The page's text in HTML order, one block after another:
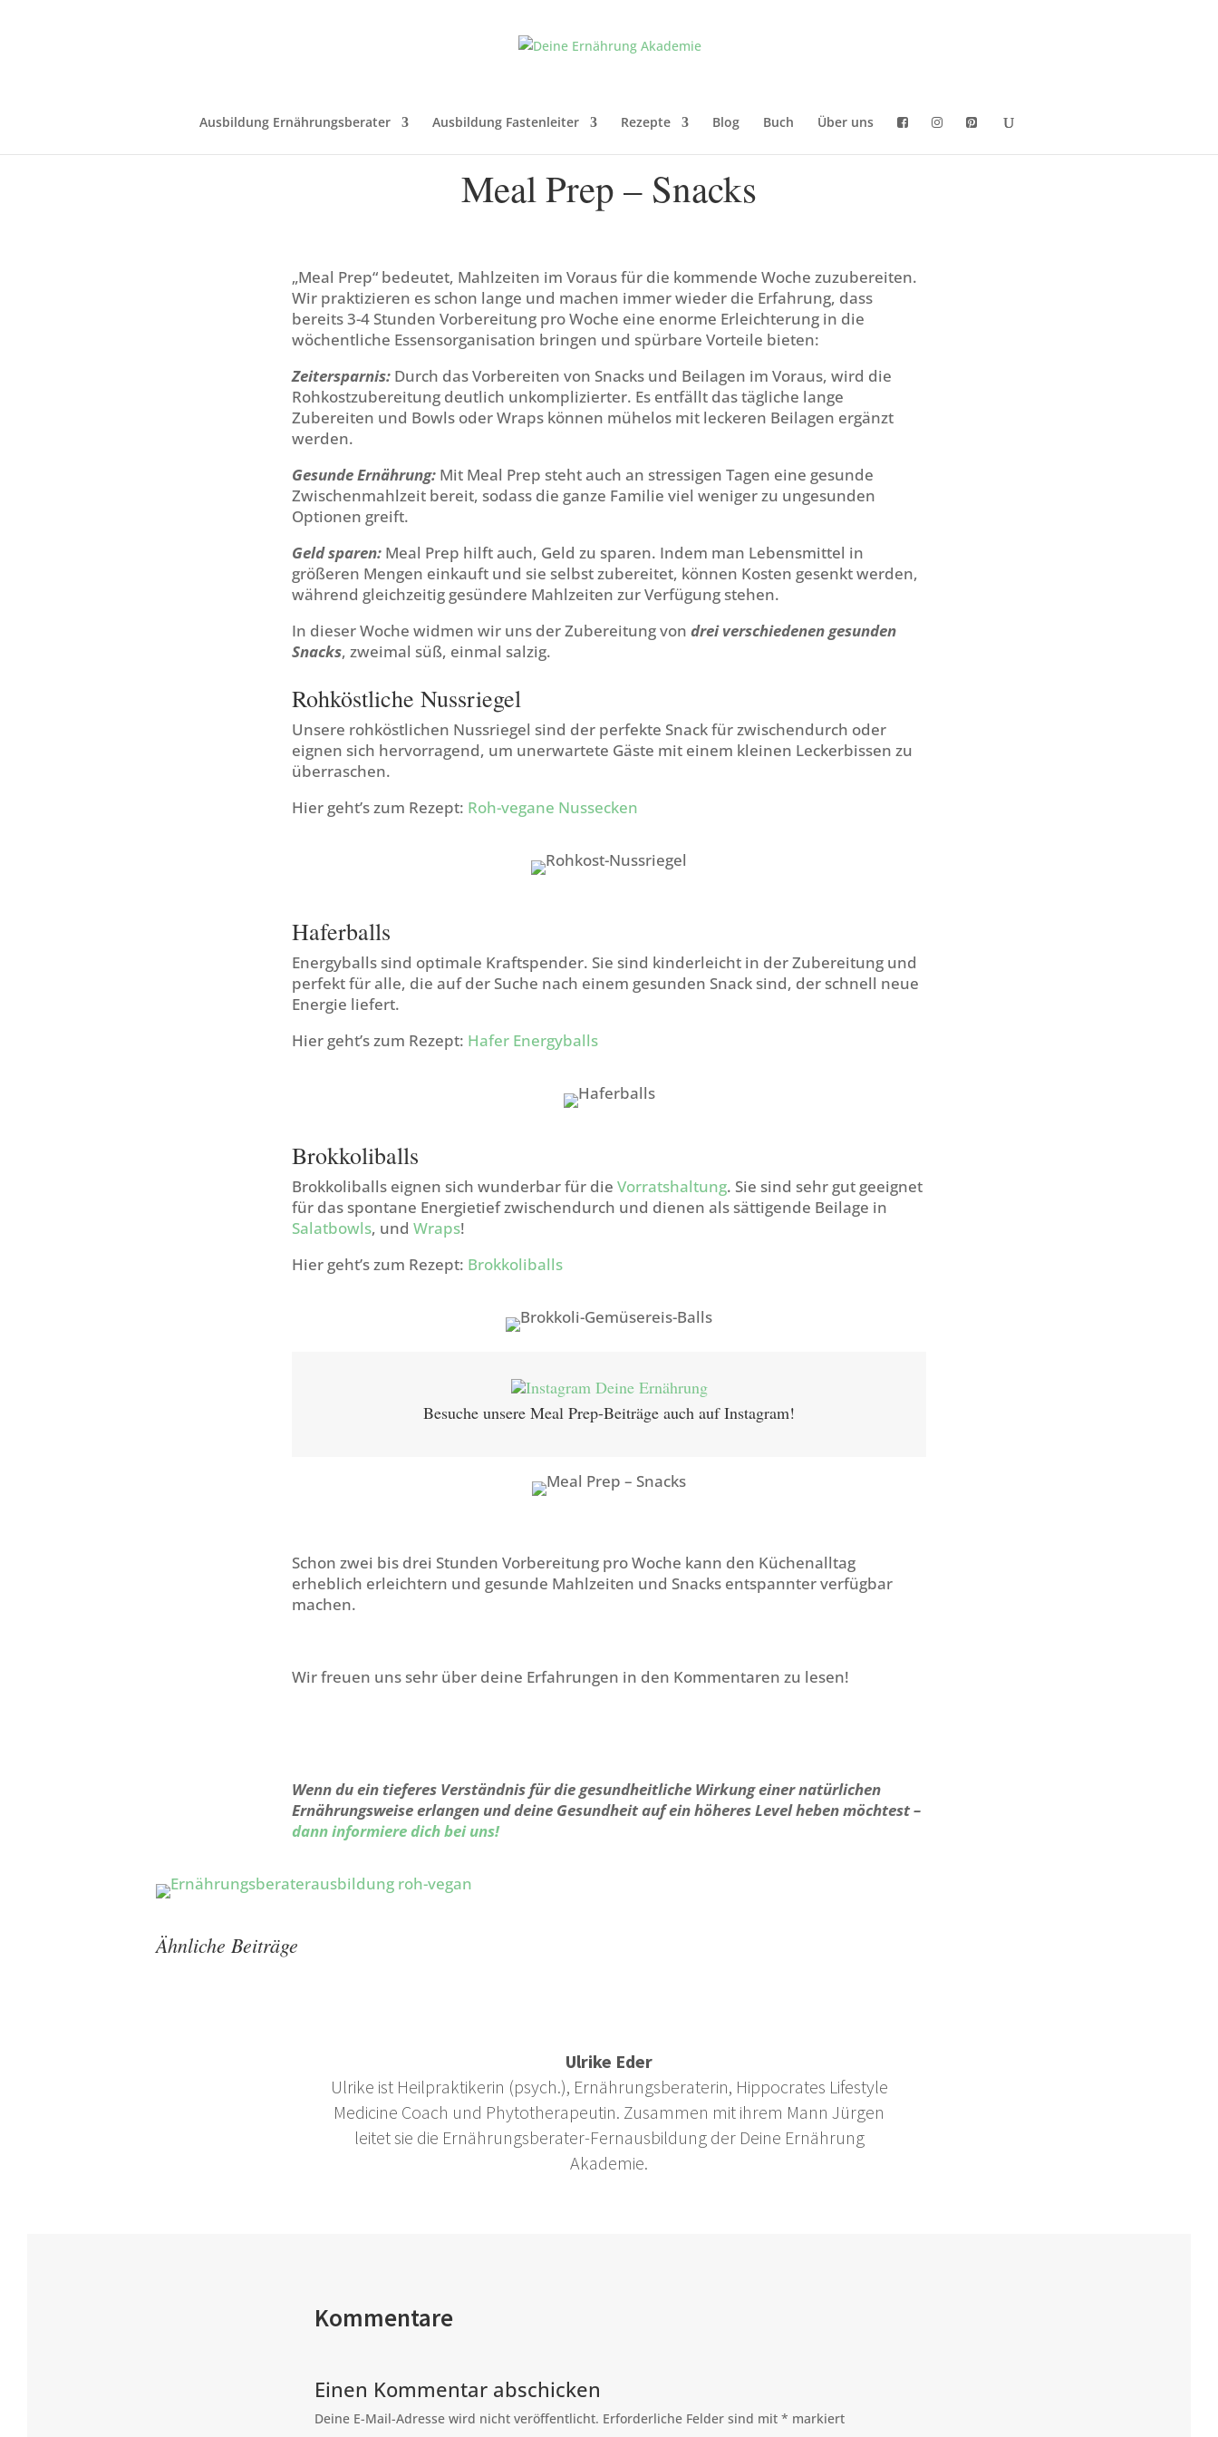
Ausbildung Ernährungsberater Ausbildung Fastenleiter Rezepte Blog Buch Über uns
Meal Prep – Snacks
„Meal Prep“ bedeutet, Mahlzeiten im Voraus für die kommende Woche zuzubereiten.
Wir praktizieren es schon lange und machen immer wieder die Erfahrung, dass
bereits 3-4 Stunden Vorbereitung pro Woche eine enorme Erleichterung in die
wöchentliche Essensorganisation bringen und spürbare Vorteile bieten:
Zeitersparnis: Durch das Vorbereiten von Snacks und Beilagen im Voraus, wird die
Rohkostzubereitung deutlich unkomplizierter. Es entfällt das tägliche lange
Zubereiten und Bowls oder Wraps können mühelos mit leckeren Beilagen ergänzt
werden.
Gesunde Ernährung: Mit Meal Prep steht auch an stressigen Tagen eine gesunde
Zwischenmahlzeit bereit, sodass die ganze Familie viel weniger zu ungesunden
Optionen greift.
Geld sparen: Meal Prep hilft auch, Geld zu sparen. Indem man Lebensmittel in
größeren Mengen einkauft und sie selbst zubereitet, können Kosten gesenkt werden,
während gleichzeitig gesündere Mahlzeiten zur Verfügung stehen.
In dieser Woche widmen wir uns der Zubereitung von drei verschiedenen gesunden
Snacks, zweimal süß, einmal salzig.
Rohköstliche Nussriegel
Unsere rohköstlichen Nussriegel sind der perfekte Snack für zwischendurch oder
eignen sich hervorragend, um unerwartete Gäste mit einem kleinen Leckerbissen zu
überraschen.
Hier geht’s zum Rezept: Roh-vegane Nussecken
Haferballs
Energyballs sind optimale Kraftspender. Sie sind kinderleicht in der Zubereitung und
perfekt für alle, die auf der Suche nach einem gesunden Snack sind, der schnell neue
Energie liefert.
Hier geht’s zum Rezept: Hafer Energyballs
Brokkoliballs
Brokkoliballs eignen sich wunderbar für die Vorratshaltung. Sie sind sehr gut geeignet
für das spontane Energietief zwischendurch und dienen als sättigende Beilage in
Salatbowls, und Wraps!
Hier geht’s zum Rezept: Brokkoliballs
Besuche unsere Meal Prep-Beiträge auch auf Instagram!
Schon zwei bis drei Stunden Vorbereitung pro Woche kann den Küchenalltag
erheblich erleichtern und gesunde Mahlzeiten und Snacks entspannter verfügbar
machen.
Wir freuen uns sehr über deine Erfahrungen in den Kommentaren zu lesen!
Wenn du ein tieferes Verständnis für die gesundheitliche Wirkung einer natürlichen
Ernährungsweise erlangen und deine Gesundheit auf ein höheres Level heben möchtest –
dann informiere dich bei uns!
Ähnliche Beiträge
Ulrike Eder
Ulrike ist Heilpraktikerin (psych.), Ernährungsberaterin, Hippocrates Lifestyle
Medicine Coach und Phytotherapeutin. Zusammen mit ihrem Mann Jürgen
leitet sie die Ernährungsberater-Fernausbildung der Deine Ernährung
Akademie.
Kommentare
Einen Kommentar abschicken
Deine E-Mail-Adresse wird nicht veröffentlicht. Erforderliche Felder sind mit * markiert